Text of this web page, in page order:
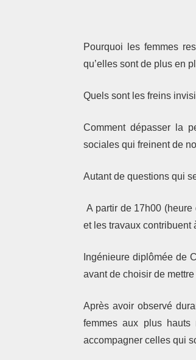
Pourquoi les femmes
qu’elles sont de plus en
Quels sont les freins
Comment dépasser la
sociales qui freinent de
Autant de questions qui
A partir de 17h00 (heure
et les travaux contribuent
Ingénieure diplômée de
avant de choisir de
Après avoir observé
femmes aux plus hauts
accompagner celles qui